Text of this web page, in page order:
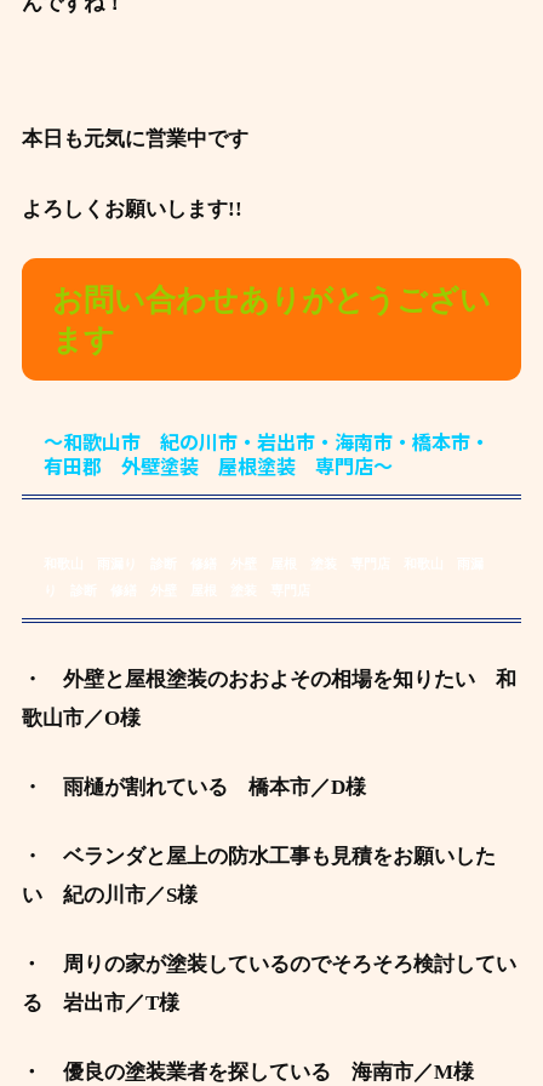
本日も元気に営業中です
よろしくお願いします!!
お問い合わせありがとうござい
ます
～和歌山市 紀の川市・岩出市・海南市・橋本市・
有田郡 外壁塗装 屋根塗装 専門店～
・ 外壁と屋根塗装のおおよその相場を知りたい 和
歌山市／O様
・ 雨樋が割れている 橋本市／D様
・ ベランダと屋上の防水工事も見積をお願いした
い 紀の川市／S様
・
周りの家が塗装しているのでそろそろ検討してい
る 岩出市／T様
・ 優良の塗装業者を探している 海南市／M様